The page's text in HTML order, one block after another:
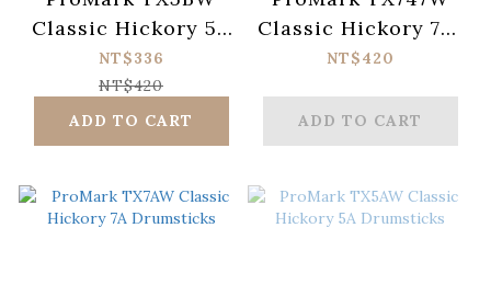
Classic Hickory 5B
Drumsticks
NT$336
NT$420
ADD TO CART
Classic Hickory 747
Drumsticks
NT$420
ADD TO CART